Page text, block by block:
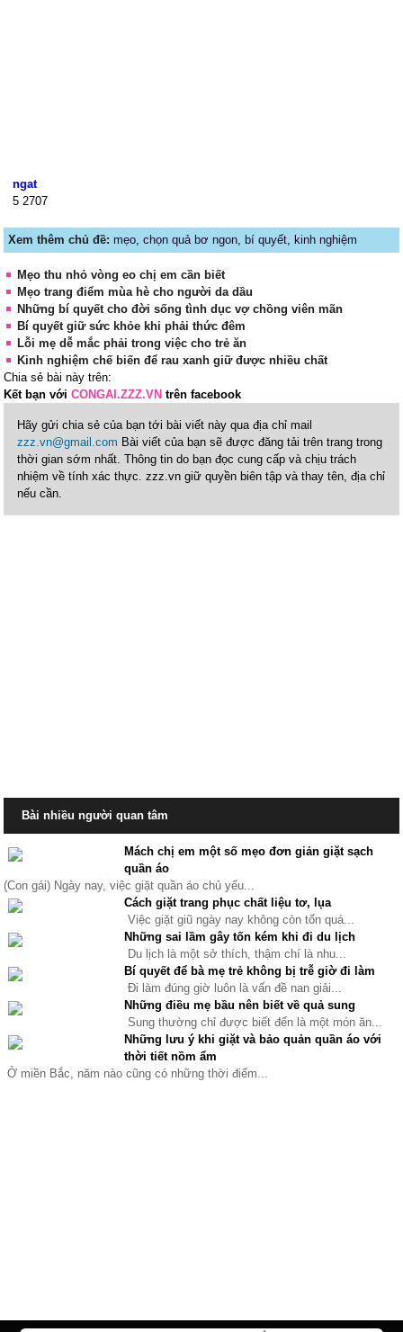
ngat
5 2707
Xem thêm chủ đề:mẹo,chọn quả bơ ngon, bí quyết, kinh nghiệm
Mẹo thu nhỏ vòng eo chị em cần biết
Mẹo trang điểm mùa hè cho người da dầu
Những bí quyết cho đời sống tình dục vợ chồng viên mãn
Bí quyết giữ sức khỏe khi phải thức đêm
Lỗi mẹ dễ mắc phải trong việc cho trẻ ăn
Kinh nghiệm chế biến để rau xanh giữ được nhiều chất
Chia sẻ bài này trên:
Kết bạn vớiCONGAI.ZZZ.VN trên facebook
Hãy gửi chia sẻ của bạn tới bài viết này qua địa chỉ mail
zzz.vn@gmail.com Bài viết của bạn sẽ được đăng tải trên trang trong
thời gian sớm nhất. Thông tin do bạn đọc cung cấp và chịu trách
nhiệm về tính xác thực. zzz.vn giữ quyền biên tập và thay tên, địa chỉ
nếu cần.
Bài nhiều người quan tâm
Mách chị em một số mẹo đơn giản giặt sạch
quần áo
(Con gái) Ngày nay, việc giặt quần áo chủ yếu...
Cách giặt trang phục chất liệu tơ, lụa
Việc giặt giũ ngày nay không còn tốn quá...
Những sai lầm gây tốn kém khi đi du lịch
Du lịch là một sở thích, thậm chí là nhu...
Bí quyết để bà mẹ trẻ không bị trễ giờ đi làm
Đi làm đúng giờ luôn là vấn đề nan giải...
Những điều mẹ bầu nên biết về quả sung
Sung thường chỉ được biết đến là một món ăn...
Những lưu ý khi giặt và bảo quản quần áo với
thời tiết nồm ẩm
Ở miền Bắc, năm nào cũng có những thời điểm...